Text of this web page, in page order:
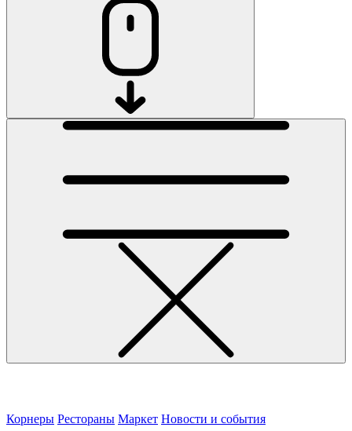
Корнеры Рестораны Маркет Новости и события